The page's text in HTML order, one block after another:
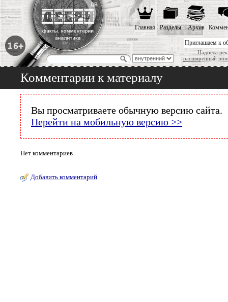
Приглашаем к
Надоела
расширенный
Главная Разделы Архив
Комментарии к материалу
Вы просматриваете обычную версию сайта.
Перейти на мобильную версию >>
Нет комментариев
Добавить комментарий